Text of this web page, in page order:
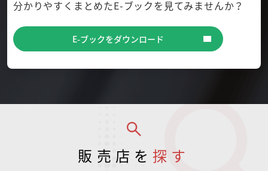
分かりやすくまとめたE-ブックを見てみませんか？
E-ブックをダウンロード
販売店を 探す